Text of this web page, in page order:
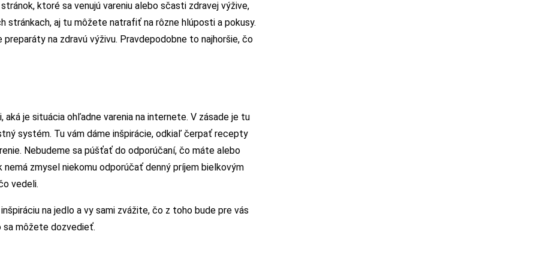
ktoré sa venujú vareniu alebo sčasti zdravej výžive,
stránkach, aj tu môžete natrafiť na rôzne hlúposti a pokusy.
na zdravú výživu. Pravdepodobne to najhoršie, čo
je situácia ohľadne varenia na internete. V zásade je tu
systém. Tu vám dáme inšpirácie, odkiaľ čerpať recepty
Nebudeme sa púšťať do odporúčaní, čo máte alebo
zmysel niekomu odporúčať denný príjem bielkovým
vedeli.
na jedlo a vy sami zvážite, čo z toho bude pre vás
sa môžete dozvedieť.